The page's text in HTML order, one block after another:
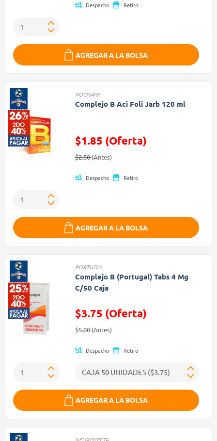
Despacho Retiro
AGREGAR A LA BOLSA
ROCNARF
Complejo B Aci Foli Jarb 120 ml
$1.85 (Oferta)
Precio reducido de
$2.50(Antes)(Oferta)
Despacho Retiro
AGREGAR A LA BOLSA
PORTUGAL
Complejo B (Portugal) Tabs 4 Mg
C/50 Caja
$3.75 (Oferta)
Precio reducido de
$5.00(Antes)(Oferta)
Despacho Retiro
AGREGAR A LA BOLSA